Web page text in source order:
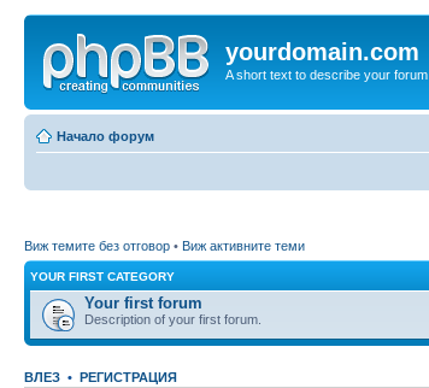
yourdomain.com
A short text to describe your forum
Начало форум
Виж темите без отговор • Виж активните теми
YOUR FIRST CATEGORY
Your first forum
Description of your first forum.
ВЛЕЗ • РЕГИСТРАЦИЯ